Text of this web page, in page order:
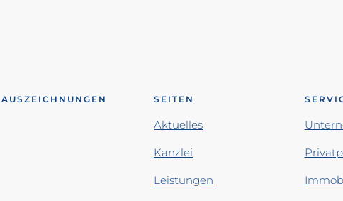
AUSZEICHNUNGEN SEITEN
Aktuelles
Kanzlei
Leistungen